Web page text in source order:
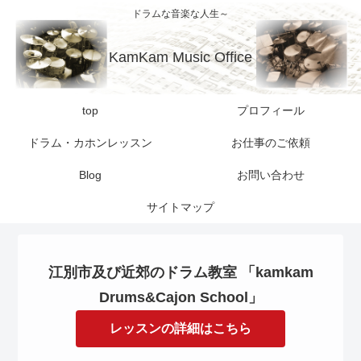
ドラムな音楽な人生～
KamKam Music Office
top プロフィール
ドラム・カホンレッスン お仕事のご依頼
Blog お問い合わせ
サイトマップ
江別市及び近郊のドラム教室 「kamkam
Drums&Cajon School」
レッスンの詳細はこちら